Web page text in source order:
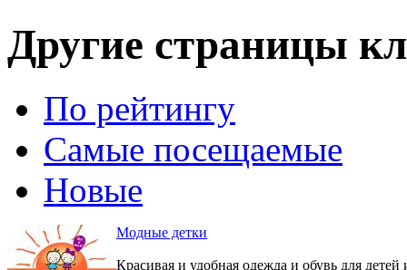
Другие страницы
По рейтингу
Самые посещаемые
Новые
Модные детки
Красивая и удобная одежда и обувь для детей